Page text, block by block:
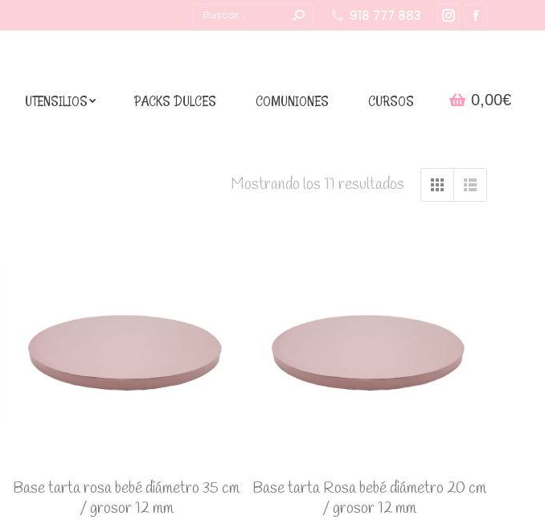
Buscar: 918 777 883
Instagram
in
Facebook
in
UTENSILIOS PACKS DULCES COMUNIONES CURSOS 0,00€
Mostrando los 11 resultados
Base tarta rosa bebé diámetro 35 cm
/ grosor 12 mm
Base tarta Rosa bebé diámetro 20 cm
/ grosor 12 mm